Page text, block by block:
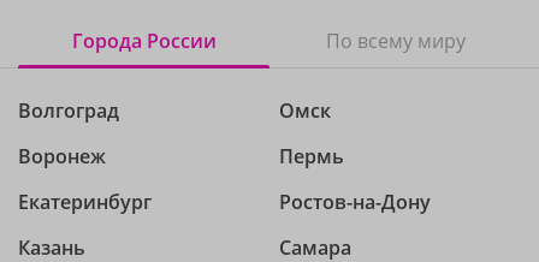
Города России По всему миру
Волгоград
Воронеж
Екатеринбург
Казань
Омск
Пермь
Ростов-на-Дону
Самара